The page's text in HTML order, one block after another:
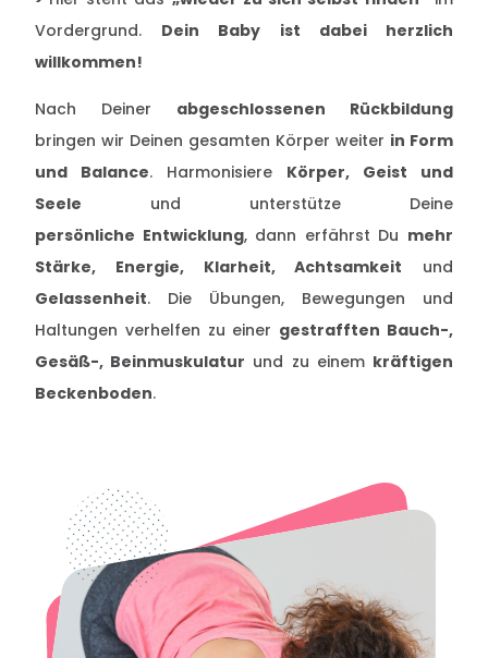
Vordergrund. Dein Baby ist dabei herzlich
willkommen!
Nach Deiner abgeschlossenen Rückbildung
bringen wir Deinen gesamten Körper weiter in Form
und Balance. Harmonisiere Körper, Geist und
Seele und unterstütze Deine
persönliche Entwicklung, dann erfährst Du mehr
Stärke, Energie, Klarheit, Achtsamkeit und
Gelassenheit. Die Übungen, Bewegungen und
Haltungen verhelfen zu einer gestrafften Bauch-,
Gesäß-, Beinmuskulatur und zu einem kräftigen
Beckenboden.